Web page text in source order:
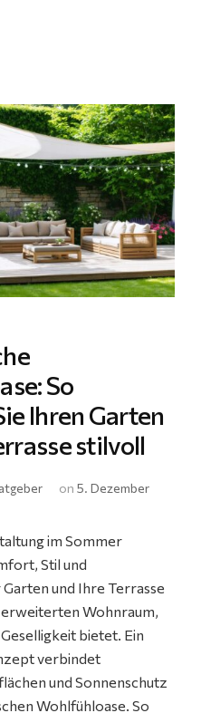
So
Ihren Garten
stilvoll
on 5. Dezember
im Sommer
Stil und
und Ihre Terrasse
Wohnraum,
bietet. Ein
verbindet
und Sonnenschutz
Wohlfühloase. So